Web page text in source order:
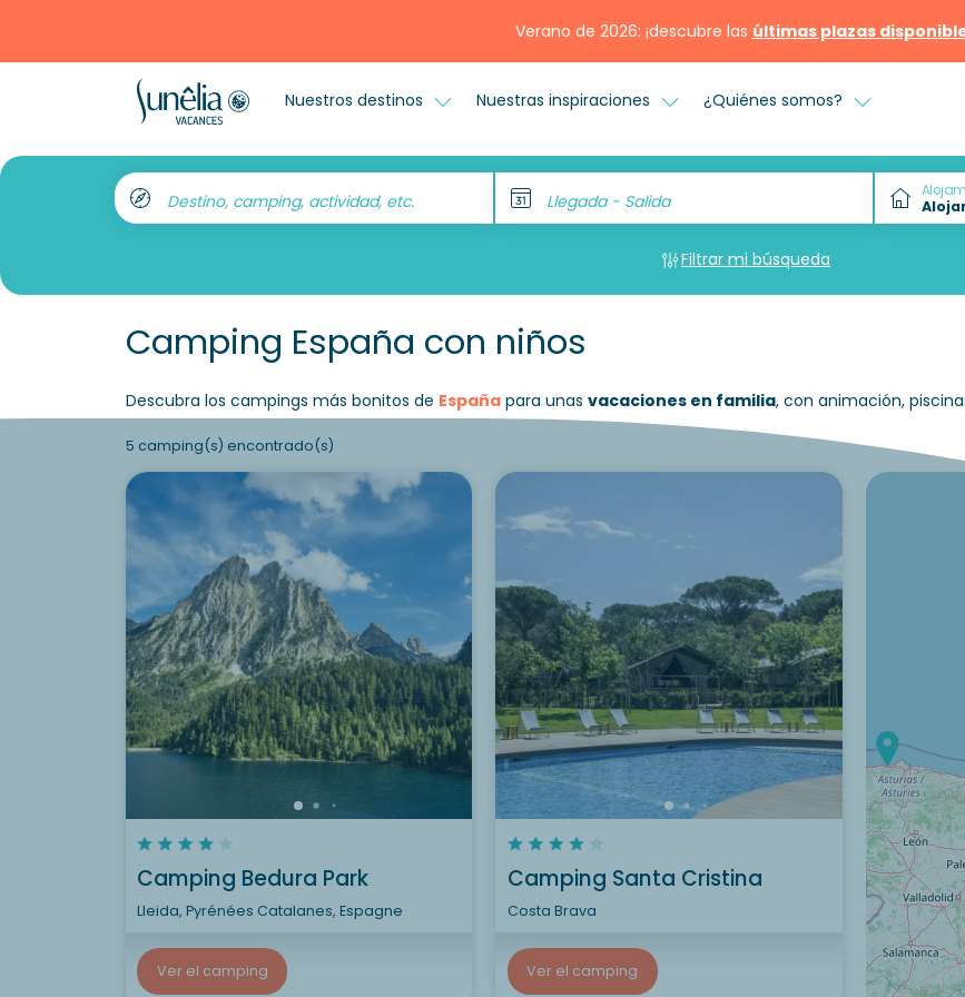
Verano de 2026: ¡descubre las últimas plazas
Nuestros destinos Nuestras inspiraciones ¿Quiénes somos?
Destino, camping, actividad, etc. Llegada - Salida
Filtrar mi búsqueda
Camping España con niños
Descubra los campings más bonitos de Españapara unas vacaciones en familia, con animación,
5 camping(s) encontrado(s)
Camping Bedura Park
Lleida, Pyrénées Catalanes, Espagne
Ver el camping
Camping Santa Cristina
Costa Brava
Ver el camping